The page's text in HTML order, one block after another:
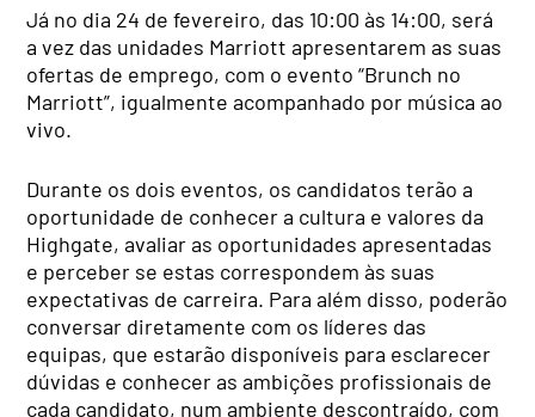
Já no dia 24 de fevereiro, das 10:00 às 14:00, será
a vez das unidades Marriott apresentarem as suas
ofertas de emprego, com o evento “Brunch no
Marriott”, igualmente acompanhado por música ao
vivo.
Durante os dois eventos, os candidatos terão a
oportunidade de conhecer a cultura e valores da
Highgate, avaliar as oportunidades apresentadas
e perceber se estas correspondem às suas
expectativas de carreira. Para além disso, poderão
conversar diretamente com os líderes das
equipas, que estarão disponíveis para esclarecer
dúvidas e conhecer as ambições profissionais de
cada candidato, num ambiente descontraído, com